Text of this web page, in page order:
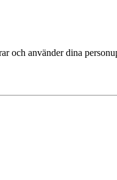
och använder dina